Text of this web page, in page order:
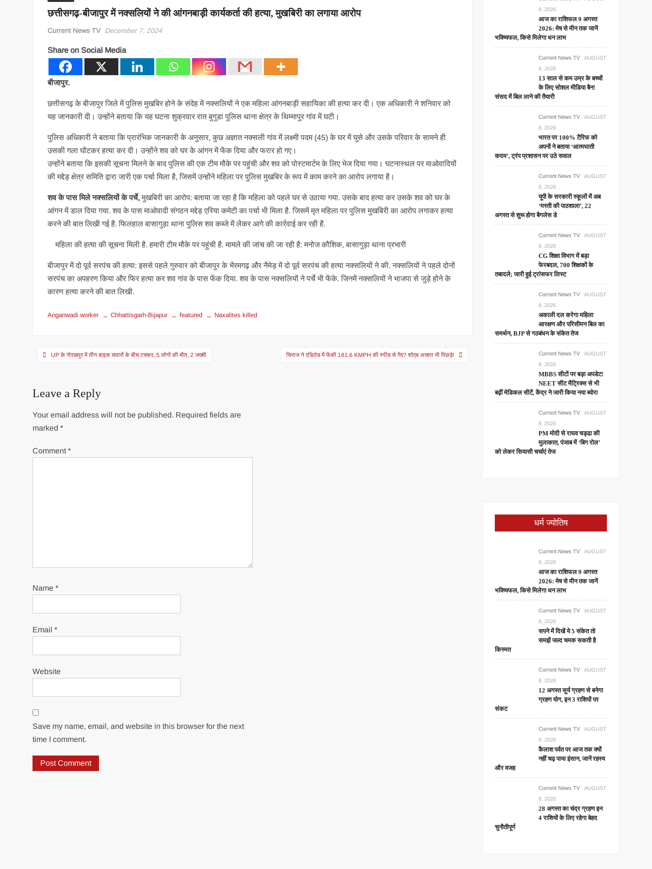
छत्तीसगढ़-बीजापुर में नक्सलियों ने की आंगनबाड़ी कार्यकर्ता की हत्या, मुखबिरी का लगाया आरोप
Current News TV December 7, 2024
Share on Social Media
बीजापुर.
छत्तीसगढ़ के बीजापुर जिले में पुलिस मुखबिर होने के संदेह में नक्सलियों ने एक महिला आंगनबाड़ी सहायिका की हत्या कर दी। एक अधिकारी ने शनिवार को
यह जानकारी दी। उन्होंने बताया कि यह घटना शुक्रवार रात बुगुडा पुलिस थाना क्षेत्र के थिम्मापुर गांव में घटी।
पुलिस अधिकारी ने बताया कि प्रारंभिक जानकारी के अनुसार, कुछ अज्ञात नक्सली गांव में लक्ष्मी पदम (45) के घर में घुसे और उसके परिवार के सामने ही
उसकी गला घोंटकर हत्या कर दी। उन्होंने शव को घर के आंगन में फेंक दिया और फरार हो गए।
उन्होंने बताया कि इसकी सूचना मिलने के बाद पुलिस की एक टीम मौके पर पहुंची और शव को पोस्टमार्टम के लिए भेज दिया गया। घटनास्थल पर माओवादियों
की मद्देड़ क्षेत्र समिति द्वारा जारी एक पर्चा मिला है, जिसमें उन्होंने महिला पर पुलिस मुखबिर के रूप में काम करने का आरोप लगाया है।
शव के पास मिले नक्सलियों के पर्चे,मुखबिरी का आरोप: बताया जा रहा है कि महिला को पहले घर से उठाया गया. उसके बाद हत्या कर उसके शव को घर के
आंगन में डाल दिया गया. शव के पास माओवादी संगठन मद्देड़ एरिया कमेटी का पर्चा भी मिला है. जिसमें मृत महिला पर पुलिस मुखबिरी का आरोप लगाकर हत्या
करने की बात लिखी गई है. फिलहाल बासागुड़ा थाना पुलिस शव कब्जे में लेकर आगे की कार्रवाई कर रही है.
महिला की हत्या की सूचना मिली है. हमारी टीम मौके पर पहुंची है. मामले की जांच की जा रही है: मनोज कौशिक, बासागुड़ा थाना प्रभारी
बीजापुर में दो पूर्व सरपंच की हत्या: इससे पहले गुरुवार को बीजापुर के भैरमगढ़ और नैमेड़ में दो पूर्व सरपंच की हत्या नक्सलियों ने की. नक्सलियों ने पहले दोनों
सरपंच का अपहरण किया और फिर हत्या कर शव गांव के पास फेंक दिया. शव के पास नक्सलियों ने पर्चे भी फेंके. जिनमें नक्सलियों ने भाजपा से जुड़े होने के
कारण हत्या करने की बात लिखी.
Anganwadi worker Chhattisgarh-Bijapur featured Naxalites killed
PostUP के गोरखपुर में तीन बाइक सवारों के बीच टक्कर, 5 लोगों की मौत, 2 जख्मी स‍िराज ने एड‍िलेड में फेंकी 181.6 KMPH की स्पीड से गेंद? शोएब अख्तर भी प‍िछड़े!
Leave a Reply
Your email address will not be published. Required fields are
marked*
Comment*
Name*
Email*
Website
Save my name, email, and website in this browser for the next
time I comment.
8, 2026
आज का राशिफल 9 अगस्त
2026: मेष से मीन तक जानें
भविष्यफल, किसे मिलेगा धन लाभ
Current News TV
AUGUST
8, 2026
13 साल से कम उम्र के बच्चों
के लिए सोशल मीडिया बैन!
संसद में बिल लाने की तैयारी
Current News TV
AUGUST
8, 2026
भारत पर 100% टैरिफ को
अपनों ने बताया ‘आत्मघाती
कदम’, ट्रंप प्रशासन पर उठे सवाल
Current News TV
AUGUST
8, 2026
यूपी के सरकारी स्कूलों में अब
‘मस्ती की पाठशाला’, 22
अगस्त से शुरू होगा बैगलेस डे
Current News TV
AUGUST
8, 2026
CG शिक्षा विभाग में बड़ा
फेरबदल, 700 शिक्षकों के
तबादले; जारी हुई ट्रांसफर लिस्ट
Current News TV
AUGUST
8, 2026
अकाली दल करेगा महिला
आरक्षण और परिसीमन बिल का
समर्थन, BJP से गठबंधन के संकेत तेज
Current News TV
AUGUST
8, 2026
MBBS सीटों पर बड़ा अपडेट!
NEET सीट मैट्रिक्स से भी
बढ़ीं मेडिकल सीटें, केंद्र ने जारी किया नया ब्योरा
Current News TV
AUGUST
8, 2026
PM मोदी से राघव चड्ढा की
मुलाकात, पंजाब में ‘बिग रोल’
को लेकर सियासी चर्चाएं तेज
धर्म ज्योतिष
Current News TV
AUGUST
8, 2026
आज का राशिफल 9 अगस्त
2026: मेष से मीन तक जानें
भविष्यफल, किसे मिलेगा धन लाभ
Current News TV
AUGUST
8, 2026
सपने में दिखें ये 5 संकेत तो
समझें जल्द चमक सकती है
किस्मत
Current News TV
AUGUST
8, 2026
12 अगस्त सूर्य ग्रहण से बनेगा
ग्रहण योग, इन 3 राशियों पर
संकट
Current News TV
AUGUST
8, 2026
कैलाश पर्वत पर आज तक क्यों
नहीं चढ़ पाया इंसान, जानें रहस्य
और वजह
Current News TV
AUGUST
8, 2026
28 अगस्त का चंद्र ग्रहण इन
4 राशियों के लिए रहेगा बेहद
चुनौतीपूर्ण